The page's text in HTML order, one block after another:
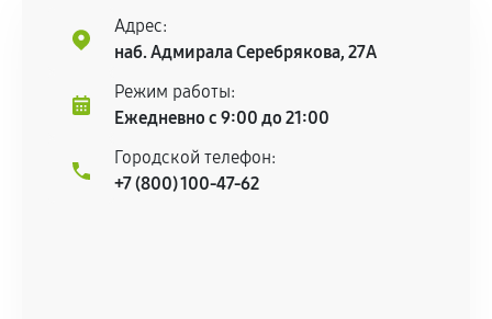
Адрес:
наб. Адмирала Серебрякова, 27А
Режим работы:
Ежедневно с 9:00 до 21:00
Городской телефон:
+7 (800) 100-47-62